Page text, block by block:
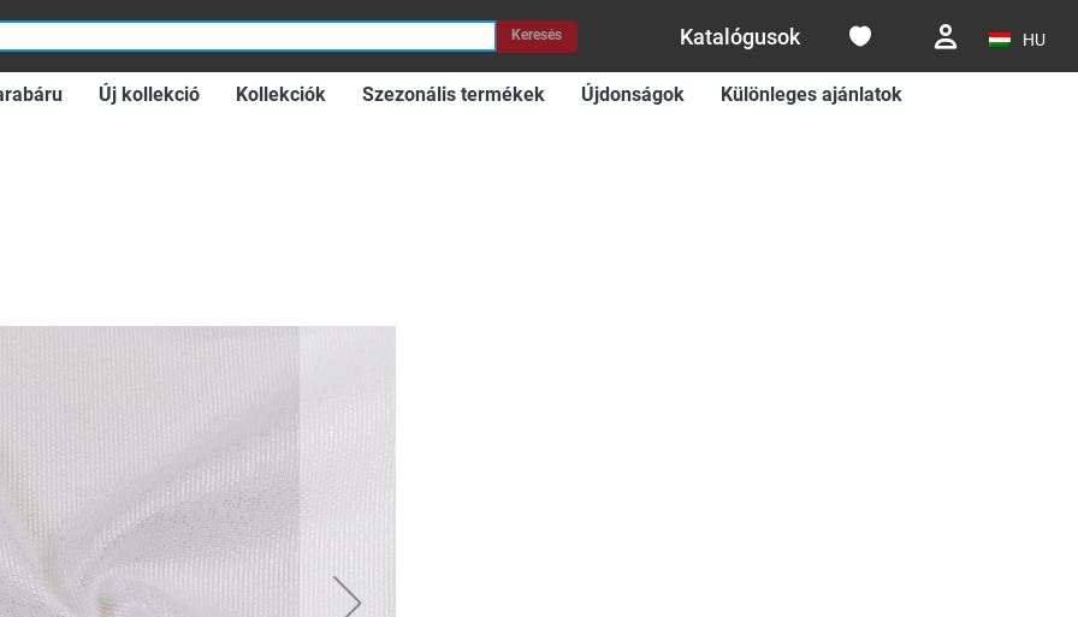
Keresés
Új kollekció Kollekciók Szezonális termékek Újdonságok Különleges ajánlatok
Katalógusok HU